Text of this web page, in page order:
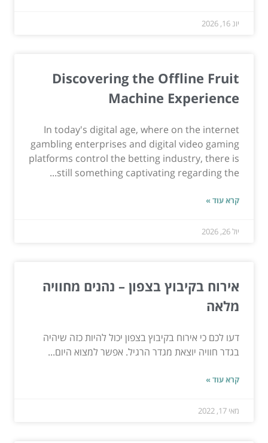
יונ 16, 2026
Discovering the Offline Fruit
Machine Experience
In today's digital age, where on the internet
gambling enterprises and digital video gaming
platforms control the betting industry, there is
still something captivating regarding the...
קרא עוד »
יול 26, 2026
אירוח בקיבוץ בצפון – נהנים מחוויה
מלאה
דעו לכם כי אירוח בקיבוץ בצפון יכול להיות כזה שיהיה
בגדר חוויה יוצאת מגדר הרגיל. אפשר למצוא היום...
קרא עוד »
מאי 17, 2022